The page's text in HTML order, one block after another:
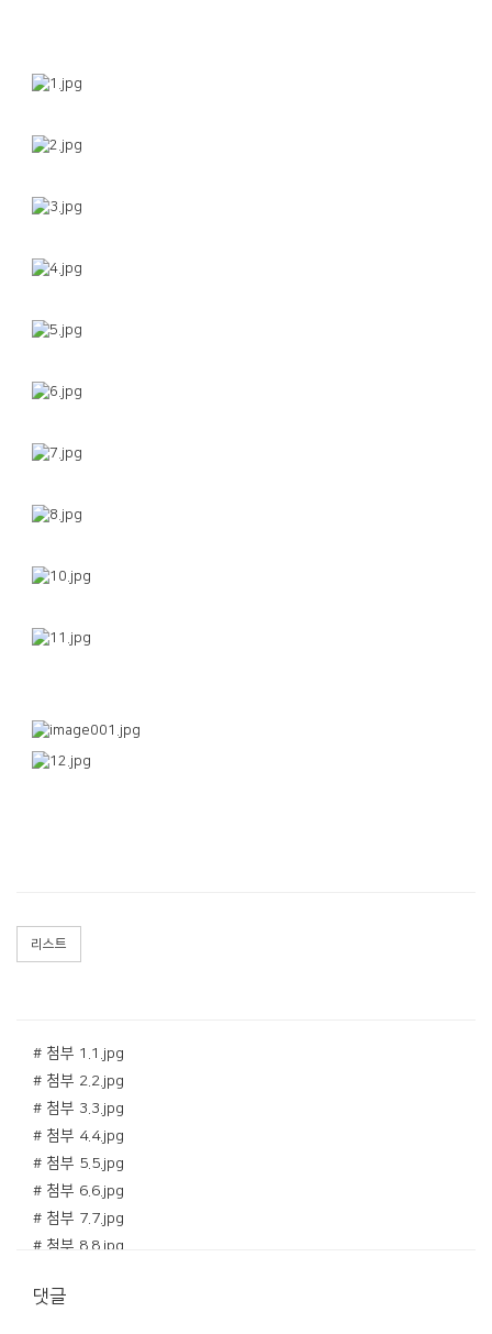
리스트
# 첨부 1.1.jpg
# 첨부 2.2.jpg
# 첨부 3.3.jpg
# 첨부 4.4.jpg
# 첨부 5.5.jpg
# 첨부 6.6.jpg
# 첨부 7.7.jpg
# 첨부 8.8.jpg
# 첨부 10.11.jpg
댓글